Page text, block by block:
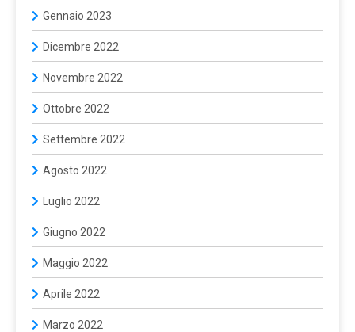
Gennaio 2023
Dicembre 2022
Novembre 2022
Ottobre 2022
Settembre 2022
Agosto 2022
Luglio 2022
Giugno 2022
Maggio 2022
Aprile 2022
Marzo 2022